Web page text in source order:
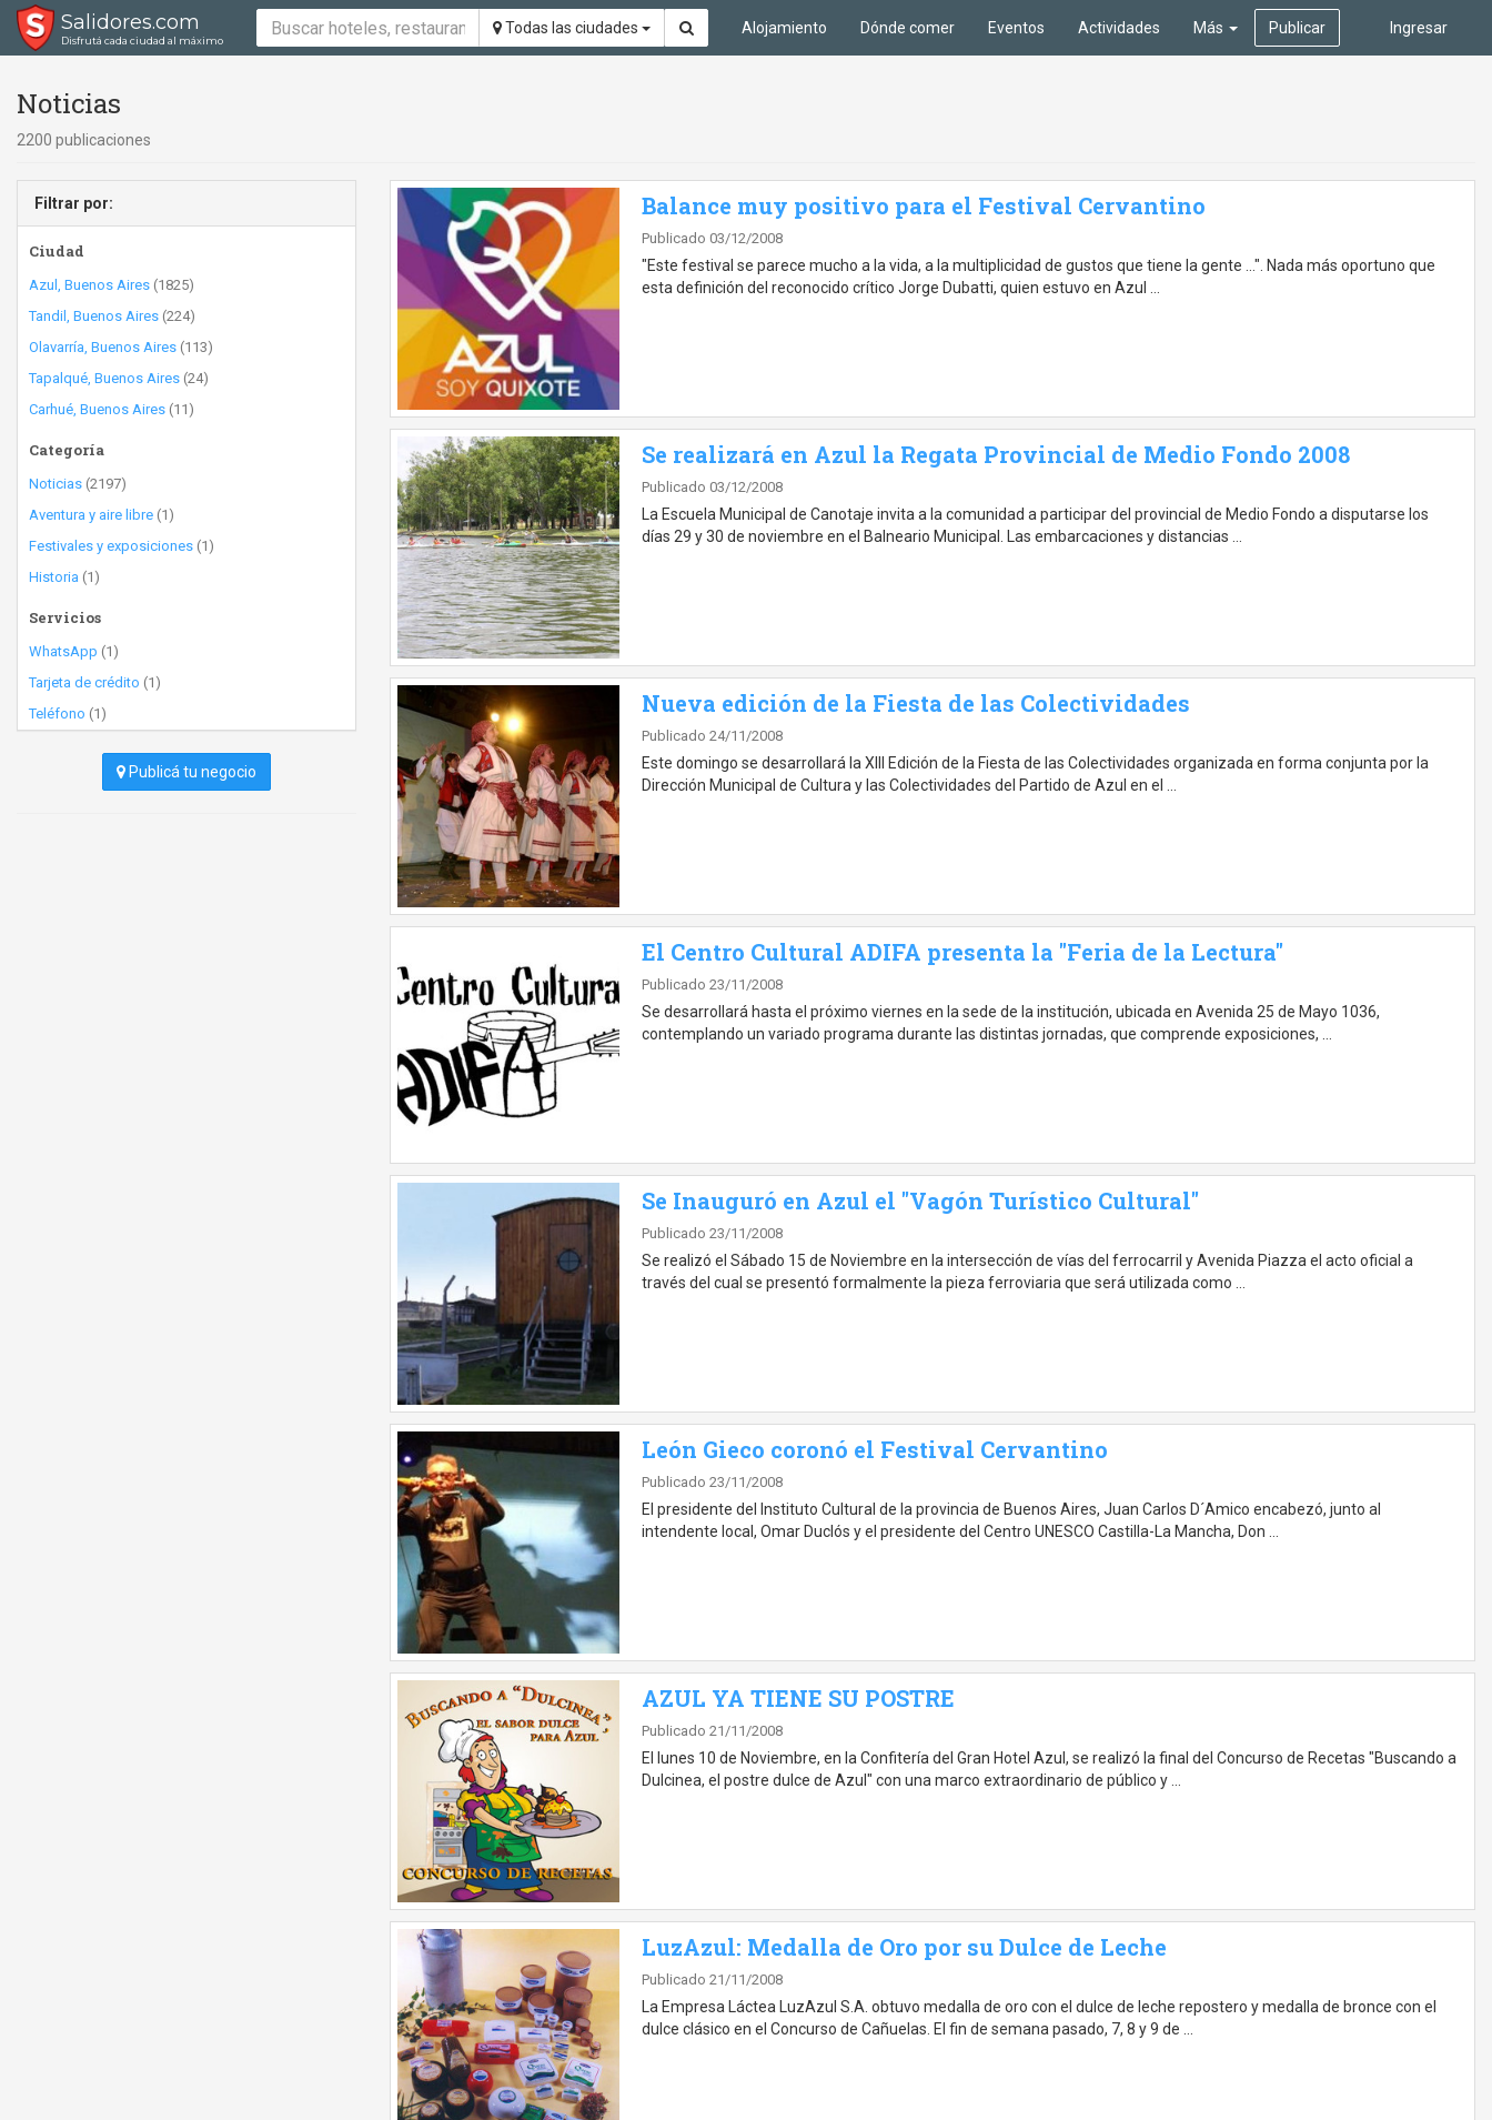
Salidores.com
Disfrutá cada ciudad al máximo
Todas las ciudades Ingresar
Alojamiento Dónde comer Eventos Actividades Más Publicar
Noticias
2200 publicaciones
Filtrar por:
Ciudad
Azul, Buenos Aires (1825)
Tandil, Buenos Aires (224)
Olavarría, Buenos Aires (113)
Tapalqué, Buenos Aires (24)
Carhué, Buenos Aires (11)
Categoría
Noticias (2197)
Aventura y aire libre (1)
Festivales y exposiciones (1)
Historia (1)
Servicios
WhatsApp (1)
Tarjeta de crédito (1)
Teléfono (1)
Publicá tu negocio
Balance muy positivo para el Festival Cervantino
Publicado 03/12/2008
"Este festival se parece mucho a la vida, a la multiplicidad de gustos que tiene la gente ...". Nada más oportuno que
esta definición del reconocido crítico Jorge Dubatti, quien estuvo en Azul …
Se realizará en Azul la Regata Provincial de Medio Fondo 2008
Publicado 03/12/2008
La Escuela Municipal de Canotaje invita a la comunidad a participar del provincial de Medio Fondo a disputarse los
días 29 y 30 de noviembre en el Balneario Municipal. Las embarcaciones y distancias …
Nueva edición de la Fiesta de las Colectividades
Publicado 24/11/2008
Este domingo se desarrollará la XIII Edición de la Fiesta de las Colectividades organizada en forma conjunta por la
Dirección Municipal de Cultura y las Colectividades del Partido de Azul en el …
El Centro Cultural ADIFA presenta la "Feria de la Lectura"
Publicado 23/11/2008
Se desarrollará hasta el próximo viernes en la sede de la institución, ubicada en Avenida 25 de Mayo 1036,
contemplando un variado programa durante las distintas jornadas, que comprende exposiciones, …
Se Inauguró en Azul el "Vagón Turístico Cultural"
Publicado 23/11/2008
Se realizó el Sábado 15 de Noviembre en la intersección de vías del ferrocarril y Avenida Piazza el acto oficial a
través del cual se presentó formalmente la pieza ferroviaria que será utilizada como …
León Gieco coronó el Festival Cervantino
Publicado 23/11/2008
El presidente del Instituto Cultural de la provincia de Buenos Aires, Juan Carlos D´Amico encabezó, junto al
intendente local, Omar Duclós y el presidente del Centro UNESCO Castilla-La Mancha, Don …
AZUL YA TIENE SU POSTRE
Publicado 21/11/2008
El lunes 10 de Noviembre, en la Confitería del Gran Hotel Azul, se realizó la final del Concurso de Recetas "Buscando a
Dulcinea, el postre dulce de Azul" con una marco extraordinario de público y …
LuzAzul: Medalla de Oro por su Dulce de Leche
Publicado 21/11/2008
La Empresa Láctea LuzAzul S.A. obtuvo medalla de oro con el dulce de leche repostero y medalla de bronce con el
dulce clásico en el Concurso de Cañuelas. El fin de semana pasado, 7, 8 y 9 de …